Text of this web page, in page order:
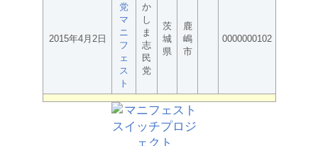
2015年4月2日
党
マ
ニ
フ
ェ
ス
ト
か
し
ま
志
民
党
茨
城
県
鹿
嶋
市
0000000102